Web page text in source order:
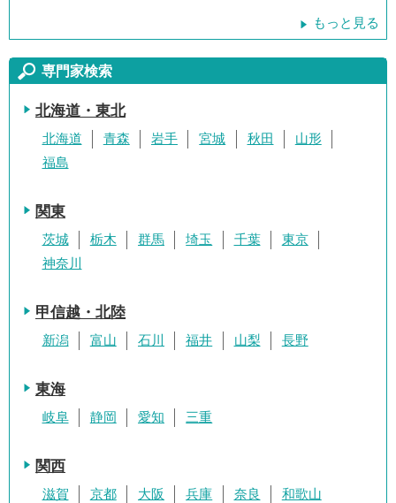
もっと見る
専門家検索
北海道・東北
北海道 青森 岩手 宮城 秋田
山形
福島
関東
茨城 栃木 群馬 埼玉 千葉
東京
神奈川
甲信越・北陸
新潟 富山 石川 福井 山梨 長野
東海
岐阜 静岡 愛知 三重
関西
滋賀 京都 大阪 兵庫 奈良 和歌山